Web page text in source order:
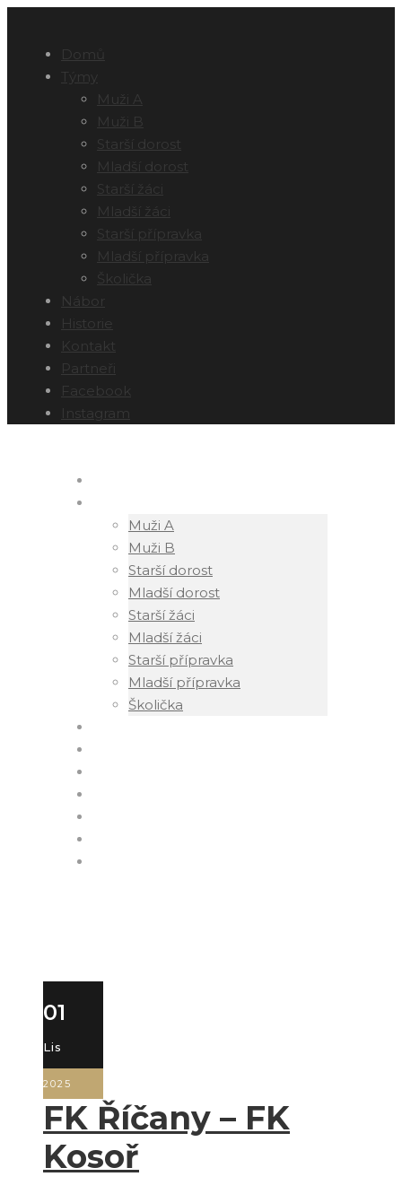
Domů
Týmy
Muži A
Muži B
Starší dorost
Mladší dorost
Starší žáci
Mladší žáci
Starší přípravka
Mladší přípravka
Školička
Nábor
Historie
Kontakt
Partneři
Facebook
Instagram
Muži A
Muži B
Starší dorost
Mladší dorost
Starší žáci
Mladší žáci
Starší přípravka
Mladší přípravka
Školička
01
Lis
2025
FK Říčany – FK
Kosoř